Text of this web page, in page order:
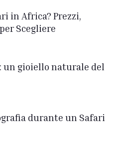
in Africa? Prezzi,
Scegliere
un gioiello naturale del
durante un Safari